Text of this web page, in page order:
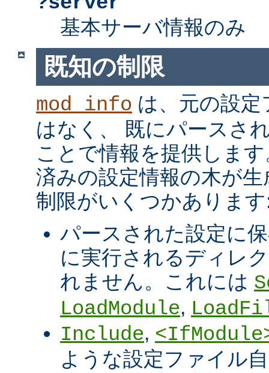
基本サーバ情報のみ
既知の制限
mod_info は、元の設
はなく、 既にパースさ
ことで情報を提供しま
済みの設定情報の木が
制限がいくつかありま
パースされた設定に
に実行されるディレ
れません。これには
LoadModule,
Include,
ような設定ファイル